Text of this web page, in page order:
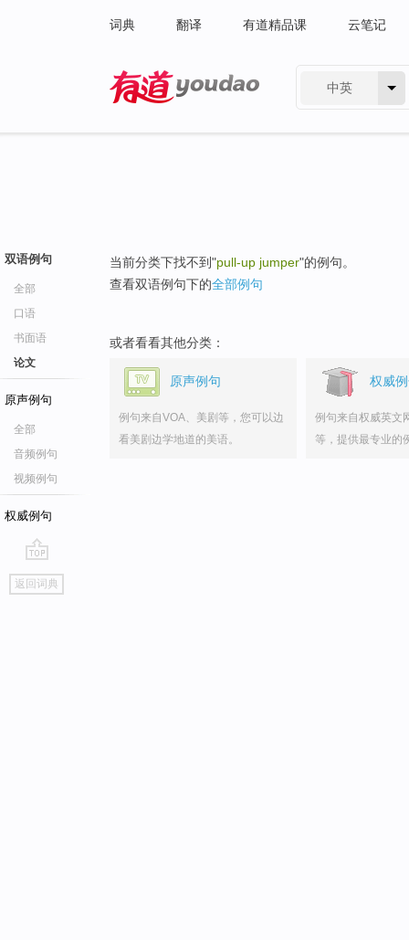
词典 翻译 有道精品课 云笔记
中英
双语例句
全部
口语
书面语
论文
原声例句
全部
音频例句
视频例句
权威例句
go
top
返回词典
当前分类下找不到"pull-up jumper"的例句。
查看双语例句下的全部例句
或者看看其他分类：
原声例句
例句来自VOA、美剧等，您可以边
看美剧边学地道的美语。
权威
例句来自权威英文
等，提供最专业的